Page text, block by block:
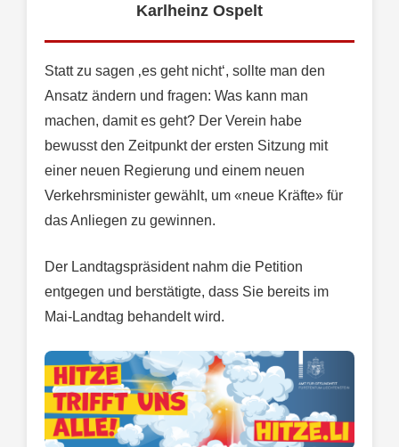
Karlheinz Ospelt
Statt zu sagen ‚es geht nicht‘, sollte man den
Ansatz ändern und fragen: Was kann man
machen, damit es geht? Der Verein habe
bewusst den Zeitpunkt der ersten Sitzung mit
einer neuen Regierung und einem neuen
Verkehrsminister gewählt, um «neue Kräfte» für
das Anliegen zu gewinnen.
Der Landtagspräsident nahm die Petition
entgegen und berstätigte, dass Sie bereits im
Mai-Landtag behandelt wird.